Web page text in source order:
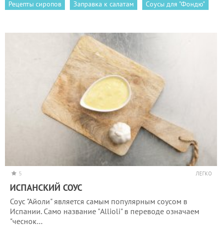
Рецепты сиропов
Заправка к салатам Соусы для "Фондю"
5 ЛЕГКО
ИСПАНСКИЙ СОУС
Соус "Айоли" является самым популярным соусом в
Испании. Само название "Allioli" в переводе означаем
"чеснок…